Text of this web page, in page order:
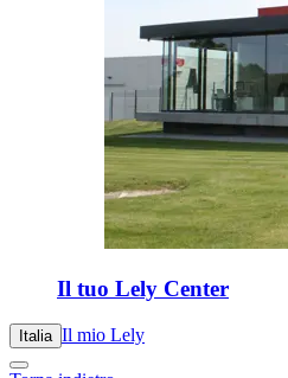
Il tuo Lely Center
Italia Il mio Lely